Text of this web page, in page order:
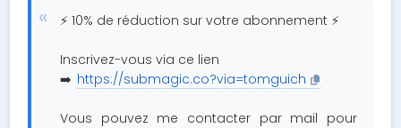
⚡ 10% de réduction sur votre abonnement ⚡
Inscrivez-vous via ce lien
➡️ https://submagic.co?via=tomguich
Vous pouvez me contacter par mail pour